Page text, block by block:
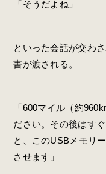
「そうだよね」
といった会話が交わ
書が渡される。
「600マイル（約
ださい。その後はす
と、このUSBメモリ
させます」